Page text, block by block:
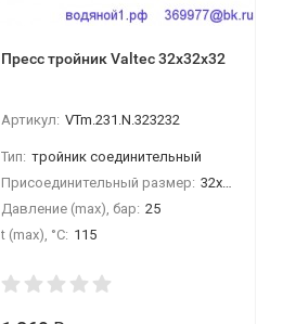
Пресс тройник Valtec 32х32х32
Артикул: VTm.231.N.323232
Тип: тройник соединительный
Присоединительный размер: 32х32х32
Давление (max), бар: 25
t (max), °С: 115